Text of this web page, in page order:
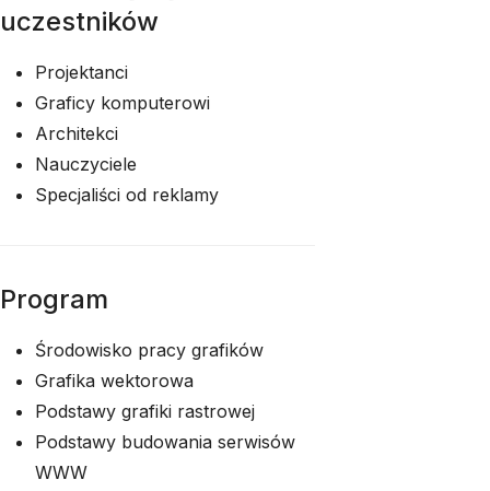
uczestników
Projektanci
Graficy komputerowi
Architekci
Nauczyciele
Specjaliści od reklamy
Program
Środowisko pracy grafików
Grafika wektorowa
Podstawy grafiki rastrowej
Podstawy budowania serwisów
WWW